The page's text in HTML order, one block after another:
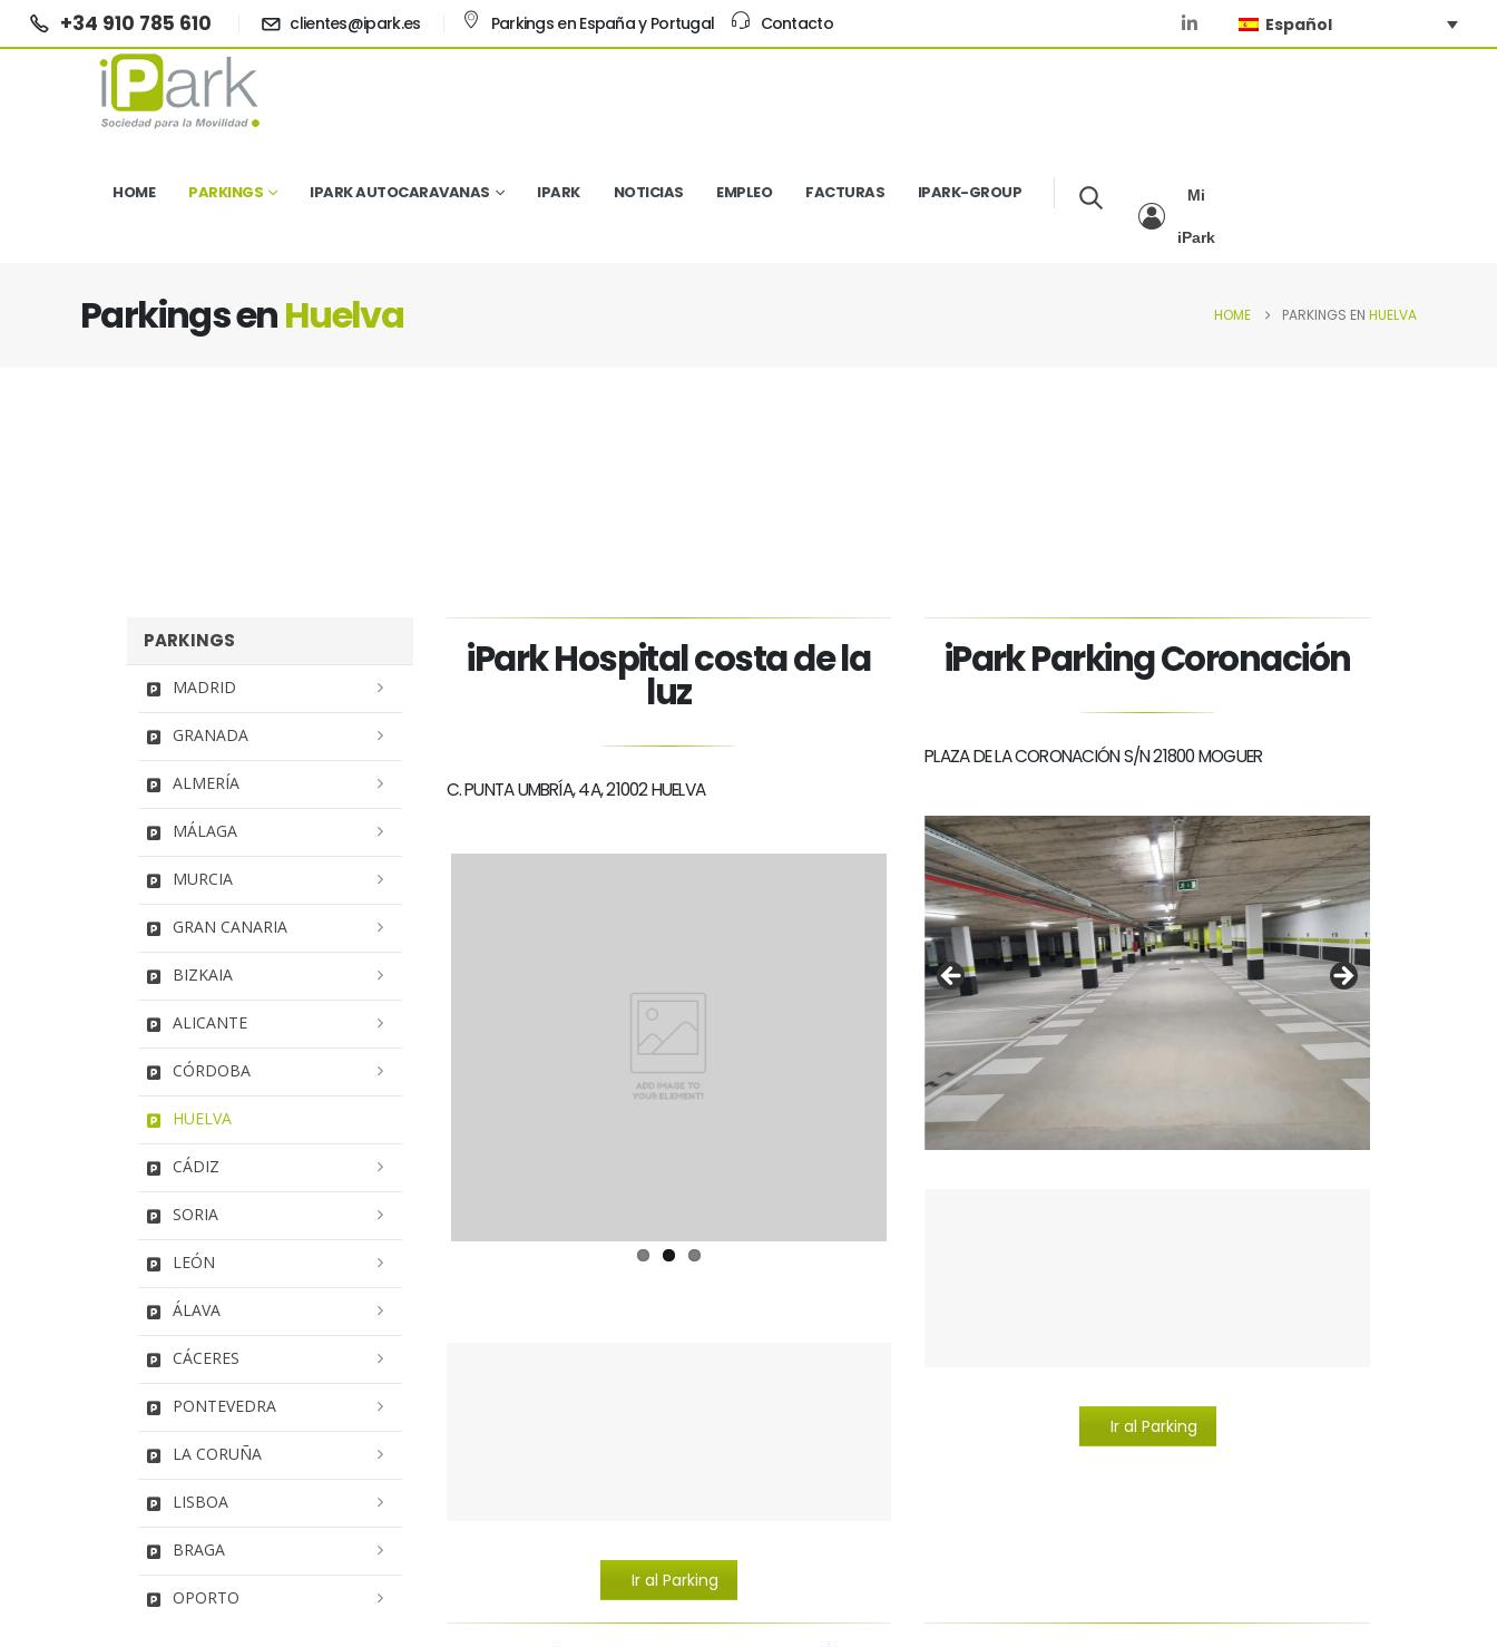
+34 910 785 610 clientes@ipark.es Parkings en España y Portugal Contacto Español
HOME PARKINGS IPARK AUTOCARAVANAS IPARK NOTICIAS EMPLEO FACTURAS IPARK-GROUP Mi
iPark
Parkings enHuelva HOME PARKINGS EN HUELVA
PARKINGS
MADRID
GRANADA
ALMERÍA
MÁLAGA
MURCIA
GRAN CANARIA
BIZKAIA
ALICANTE
CÓRDOBA
HUELVA
CÁDIZ
SORIA
LEÓN
ÁLAVA
CÁCERES
PONTEVEDRA
LA CORUÑA
LISBOA
BRAGA
OPORTO
iPark Hospital costa de la
luz
C. PUNTA UMBRÍA, 4A, 21002 HUELVA
Ir al Parking
iPark Parking Coronación
PLAZA DE LA CORONACIÓN S/N 21800 MOGUER
Ir al Parking